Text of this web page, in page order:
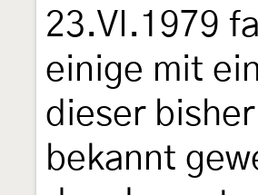
23.VI.1979
einige mit
dieser
bekannt